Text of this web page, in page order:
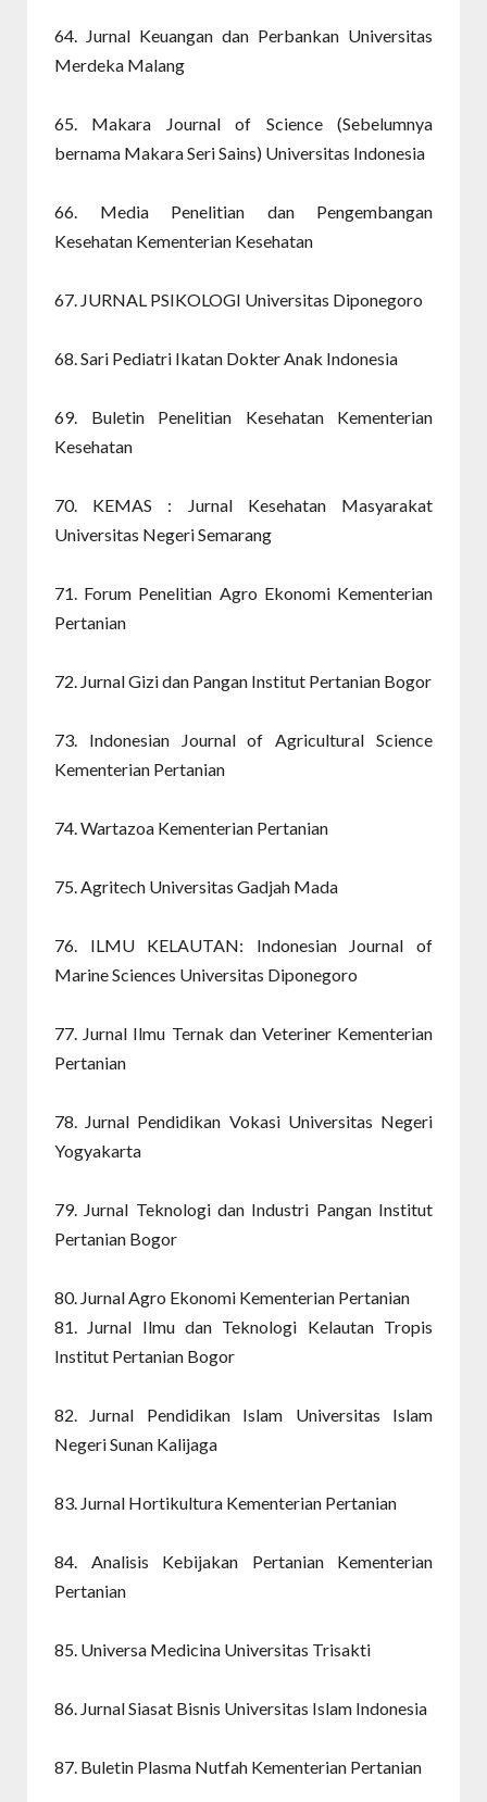
64. Jurnal Keuangan dan Perbankan Universitas
Merdeka Malang
65. Makara Journal of Science (Sebelumnya
bernama Makara Seri Sains) Universitas Indonesia
66. Media Penelitian dan Pengembangan
Kesehatan Kementerian Kesehatan
67. JURNAL PSIKOLOGI Universitas Diponegoro
68. Sari Pediatri Ikatan Dokter Anak Indonesia
69. Buletin Penelitian Kesehatan Kementerian
Kesehatan
70. KEMAS : Jurnal Kesehatan Masyarakat
Universitas Negeri Semarang
71. Forum Penelitian Agro Ekonomi Kementerian
Pertanian
72. Jurnal Gizi dan Pangan Institut Pertanian Bogor
73. Indonesian Journal of Agricultural Science
Kementerian Pertanian
74. Wartazoa Kementerian Pertanian
75. Agritech Universitas Gadjah Mada
76. ILMU KELAUTAN: Indonesian Journal of
Marine Sciences Universitas Diponegoro
77. Jurnal Ilmu Ternak dan Veteriner Kementerian
Pertanian
78. Jurnal Pendidikan Vokasi Universitas Negeri
Yogyakarta
79. Jurnal Teknologi dan Industri Pangan Institut
Pertanian Bogor
80. Jurnal Agro Ekonomi Kementerian Pertanian
81. Jurnal Ilmu dan Teknologi Kelautan Tropis
Institut Pertanian Bogor
82. Jurnal Pendidikan Islam Universitas Islam
Negeri Sunan Kalijaga
83. Jurnal Hortikultura Kementerian Pertanian
84. Analisis Kebijakan Pertanian Kementerian
Pertanian
85. Universa Medicina Universitas Trisakti
86. Jurnal Siasat Bisnis Universitas Islam Indonesia
87. Buletin Plasma Nutfah Kementerian Pertanian